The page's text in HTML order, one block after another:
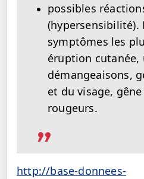
possibles
(hypersensibilité).
symptômes les
éruption cutanée,
démangeaisons,
et du visage,
rougeurs.
http://base-donnees-